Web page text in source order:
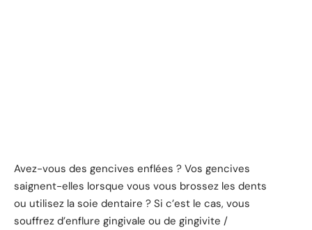
Avez-vous des gencives enflées ? Vos gencives
saignent-elles lorsque vous vous brossez les dents
ou utilisez la soie dentaire ? Si c’est le cas, vous
souffrez d’enflure gingivale ou de gingivite /